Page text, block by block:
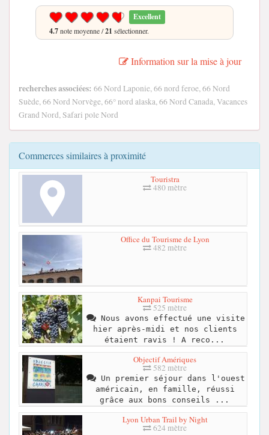
Excellent
4.7note moyenne /21 sélectionner.
Information sur la mise à jour
recherches associées: 66 Nord Laponie, 66 nord feroe, 66 Nord
Suède, 66 Nord Norvège, 66° nord alaska, 66 Nord Canada, Vacances
Grand Nord, Safari pole Nord
Commerces similaires à proximité
Touristra
480 mètre
Office du Tourisme de Lyon
482 mètre
Kanpai Tourisme
525 mètre
Nous avons effectué une visite
hier après-midi et nos clients
étaient ravis ! A reco...
Objectif Amériques
582 mètre
Un premier séjour dans l'ouest
américain, en famille, réussi
grâce aux bons conseils ...
Lyon Urban Trail by Night
624 mètre